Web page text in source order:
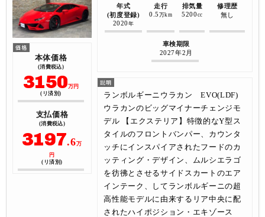
本体価格
(消費税込)
3150万円
(リ済別)
支払価格
(消費税込)
3197.6万
円
(リ済別)
年式
(初度登録)
2020 年
走行
0.5 万km
排気量
5200 cc
修理歴
無し
車検期限
2027年2月
ランボルギーニウラカン EVO(LDF)
ウラカンのビッグマイナーチェンジモ
デル 【エクステリア】特徴的なY型ス
タイルのフロントバンパー、カウンタ
ッチにインスパイアされたフードのカ
ッティング・デザイン、ムルシエラゴ
を彷彿とさせるサイドスカートのエア
インテーク、してランボルギーニの超
高性能モデルに由来するリア中央に配
されたハイポジション・エキゾース